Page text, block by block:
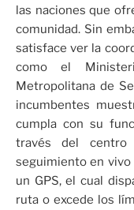
las naciones que
comunidad. Sin
satisface ver la
como el
Metropolitana de
incumbentes
cumpla con su
través del
seguimiento en
un GPS, el cual
ruta o excede los